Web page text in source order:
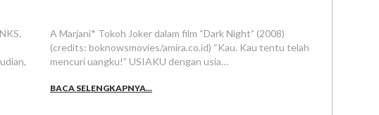
A Marjani* Tokoh Joker dalam film “Dark Night” (2008)
(credits: boknowsmovies/amira.co.id) “Kau. Kau tentu telah
mencuri uangku!” USIAKU dengan usia…
BACA SELENGKAPNYA...